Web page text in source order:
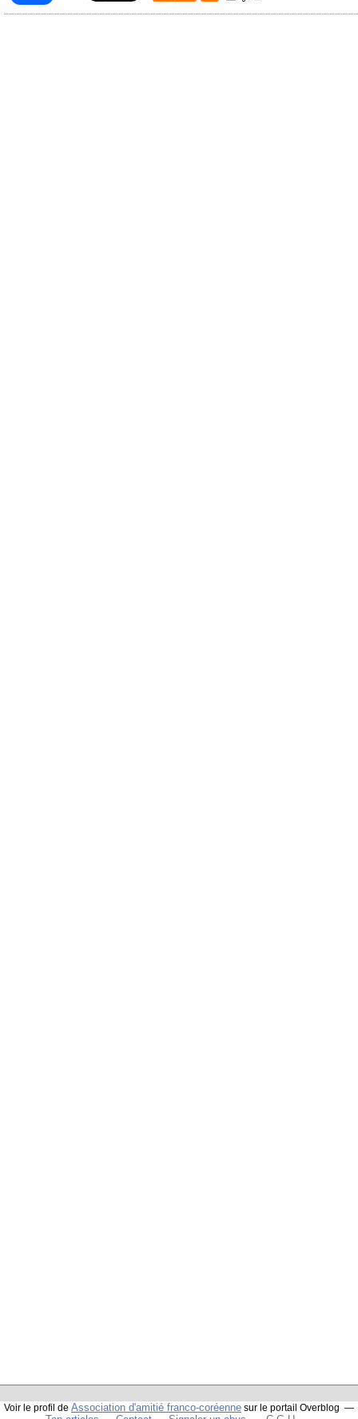
Voir le profil de Association d'amitié franco-coréenne sur le portail Overblog